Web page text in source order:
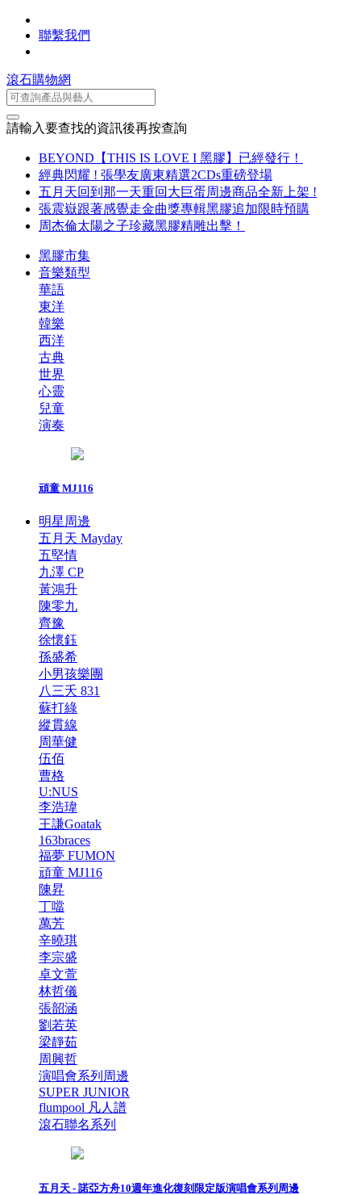
聯繫我們
滾石購物網
請輸入要查找的資訊後再按查詢
BEYOND【THIS IS LOVE I 黑膠】已經發行！
經典閃耀 ! 張學友廣東精選2CDs重磅登場
五月天回到那一天重回大巨蛋周邊商品全新上架 !
張震嶽跟著感覺走金曲獎專輯黑膠追加限時預購
周杰倫太陽之子珍藏黑膠精雕出擊！
黑膠市集
音樂類型
華語
東洋
韓樂
西洋
古典
世界
心靈
兒童
演奏
頑童 MJ116
明星周邊
五月天 Mayday
五堅情
九澤 CP
黃鴻升
陳零九
齊豫
徐懷鈺
孫盛希
小男孩樂團
八三夭 831
蘇打綠
縱貫線
周華健
伍佰
曹格
U:NUS
李浩瑋
王謙Goatak
163braces
福夢 FUMON
頑童 MJ116
陳昇
丁噹
萬芳
辛曉琪
李宗盛
卓文萱
林哲儀
張韶涵
劉若英
梁靜茹
周興哲
演唱會系列周邊
SUPER JUNIOR
flumpool 凡人譜
滾石聯名系列
五月天 - 諾亞方舟10週年進化復刻限定版演唱會系列周邊